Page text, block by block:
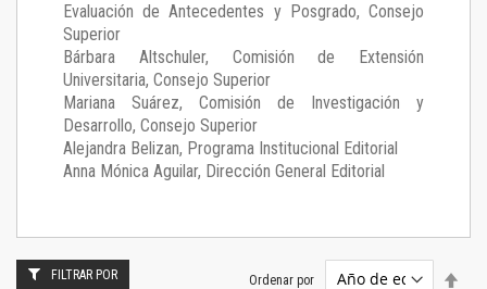
Evaluación de Antecedentes y Posgrado, Consejo
Superior
Bárbara Altschuler, Comisión de Extensión
Universitaria, Consejo Superior
Mariana Suárez, Comisión de Investigación y
Desarrollo, Consejo Superior
Alejandra Belizan, Programa Institucional Editorial
Anna Mónica Aguilar, Dirección General Editorial
Ordenar por
FILTRAR POR